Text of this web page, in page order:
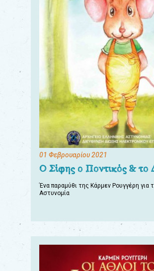
01 Φεβρουαρίου 2021
Ο Σίφης ο Ποντικός & το
Ένα παραμύθι της Κάρμεν Ρουγγέρη για
Αστυνομία